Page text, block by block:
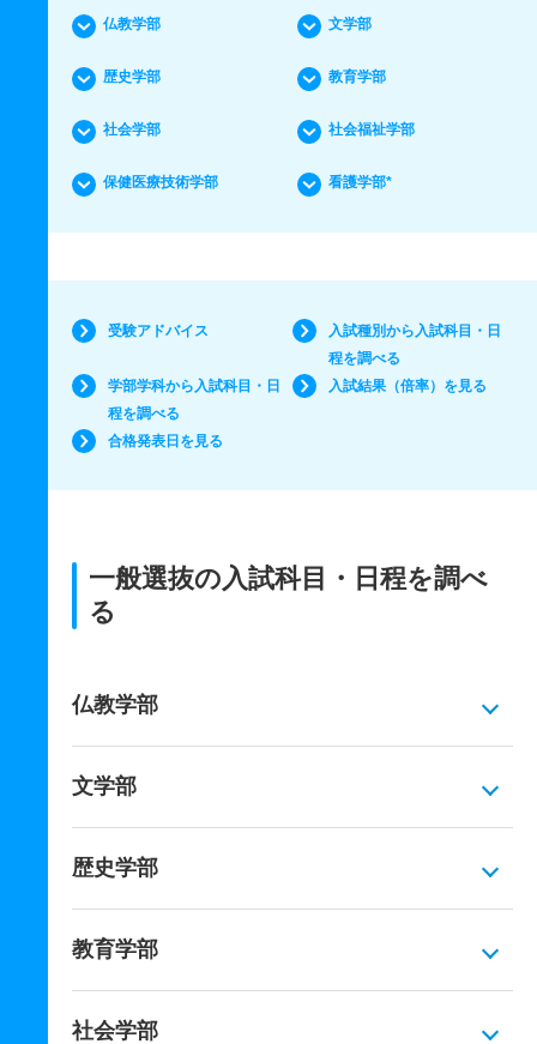
仏教学部 文学部
歴史学部 教育学部
社会学部 社会福祉学部
保健医療技術学部 看護学部*
受験アドバイス
入試種別から入試科目・日
程を調べる
学部学科から入試科目・日
程を調べる
入試結果（倍率）を見る
合格発表日を見る
一般選抜の入試科目・日程を調べ
る
仏教学部
文学部
歴史学部
教育学部
社会学部